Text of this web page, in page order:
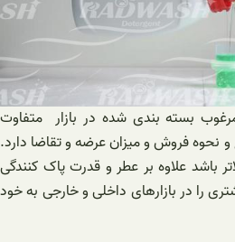
بسته بندی شده در بازار متفاوت
فروش و میزان عرضه و تقاضا دارد.
باشد علاوه بر عطر و قدرت پاک کنندگی
را در بازارهای داخلی و خارجی به خود